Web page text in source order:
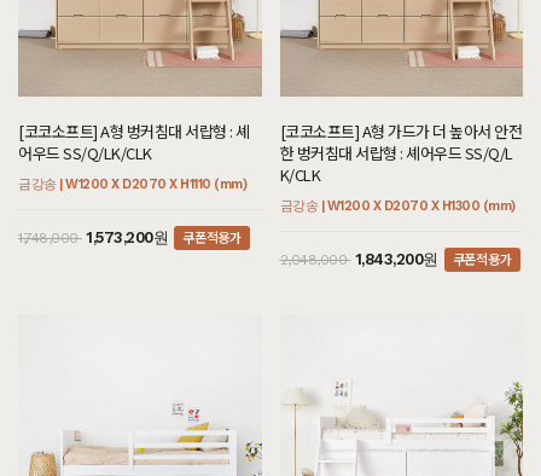
[코코소프트] A형 벙커침대 서랍형 : 셰
어우드 SS/Q/LK/CLK
금강송 | W1200 X D2070 X H1110 (mm)
1,748,000 1,573,200원 쿠폰적용가
[코코소프트] A형 가드가 더 높아서 안전
한 벙커침대 서랍형 : 셰어우드 SS/Q/L
K/CLK
금강송 | W1200 X D2070 X H1300 (mm)
2,048,000 1,843,200원 쿠폰적용가